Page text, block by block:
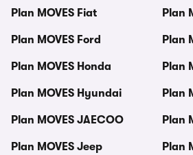
Plan MOVES Fiat
Plan MOVES Ford
Plan MOVES Honda
Plan MOVES Hyundai
Plan MOVES JAECOO
Plan MOVES Jeep
Plan
Plan
Plan
Plan
Plan
Plan